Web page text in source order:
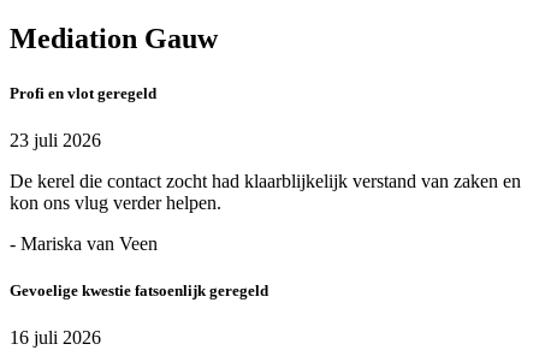
Mediation Gauw
Profi en vlot geregeld
23 juli 2026
De kerel die contact zocht had klaarblijkelijk verstand van zaken en
kon ons vlug verder helpen.
- Mariska van Veen
Gevoelige kwestie fatsoenlijk geregeld
16 juli 2026